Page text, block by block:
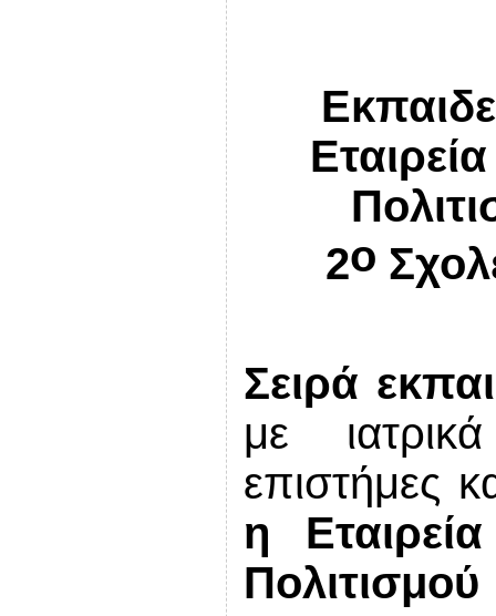
2ο
Σειρά
με
επιστήμες
η